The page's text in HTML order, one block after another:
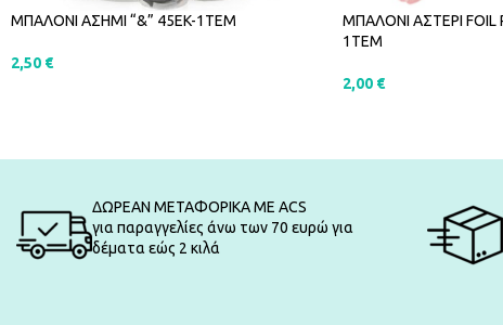
ΜΠΑΛΟΝΙ ΑΣΗΜΙ “&” 45EK-1ΤΕΜ
2,50 €
ΜΠΑΛΟΝΙ ΑΣΤΕΡΙ
1ΤΕΜ
2,00 €
ΔΩΡΕΑΝ ΜΕΤΑΦΟΡΙΚΑ ΜΕ ACS
για παραγγελίες άνω των 70 ευρώ για
δέματα εώς 2 κιλά